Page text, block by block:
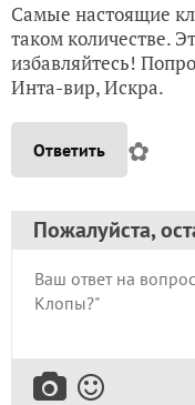
Самые настоящие
таком количестве.
избавляйтесь!
Инта-вир, Искра.
Ответить ✿
Пожалуйста,